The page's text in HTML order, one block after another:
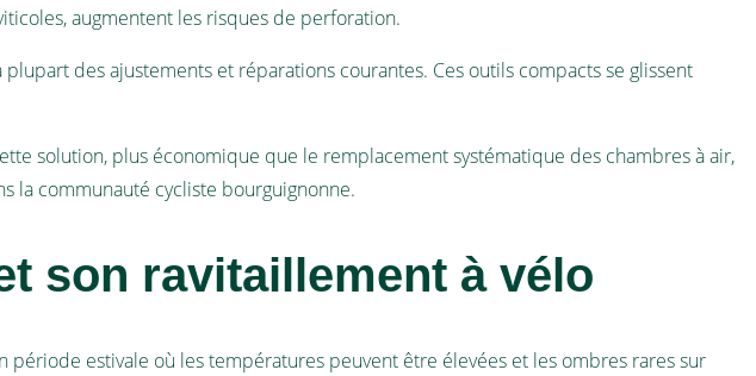
augmentent les risques de perforation.
des ajustements et réparations courantes. Ces outils compacts se glissent
solution, plus économique que le remplacement systématique des chambres à air,
la communauté cycliste bourguignonne.
son ravitaillement à vélo
estivale où les températures peuvent être élevées et les ombres rares sur